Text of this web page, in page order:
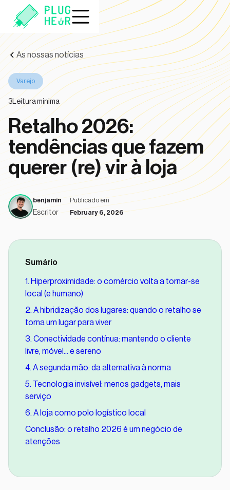
As nossas notícias
Varejo
3Leitura mínima
Retalho 2026:
tendências que fazem
querer (re) vir à loja
benjamin
Escritor
Publicado em
February 6, 2026
Sumário
1. Hiperproximidade: o comércio volta a tornar-se
local (e humano)
2. A hibridização dos lugares: quando o retalho se
torna um lugar para viver
3. Conectividade contínua: mantendo o cliente
livre, móvel... e sereno
4. A segunda mão: da alternativa à norma
5. Tecnologia invisível: menos gadgets, mais
serviço
6. A loja como polo logístico local
Conclusão: o retalho 2026 é um negócio de
atenções